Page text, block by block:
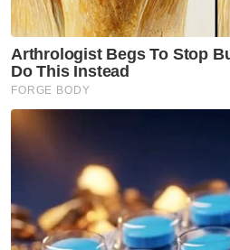
PRK Kemaman: Anak muda
tanggungjawab
PRK Kemaman: Siapa
hari ini
Muat turun aplikasi Sinar
PRK Kemaman